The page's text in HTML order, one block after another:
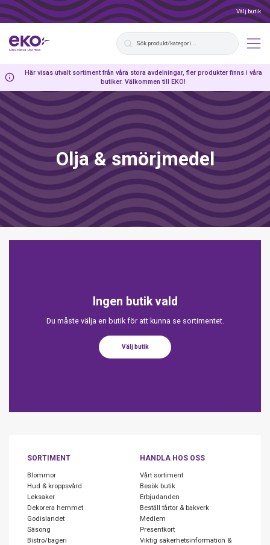
Välj butik
Här visas utvalt sortiment från våra stora avdelningar, fler produkter finns i våra
butiker. Välkommen till EKO!
Olja & smörjmedel
Ingen butik vald
Du måste välja en butik för att kunna se sortimentet.
Välj butik
SORTIMENT
Blommor
Hud & kroppsvård
Leksaker
Dekorera hemmet
Godislandet
Säsong
Bistro/bageri
HANDLA HOS OSS
Vårt sortiment
Besök butik
Erbjudanden
Beställ tårtor & bakverk
Medlem
Presentkort
Viktig säkerhetsinformation &